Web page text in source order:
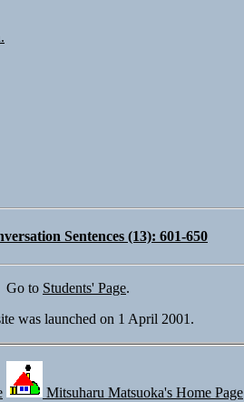
Sentences (13): 601-650
Go to Students' Page.
was launched on 1 April 2001.
Mitsuharu Matsuoka's Home Page